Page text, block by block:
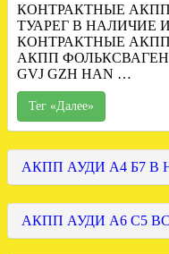
КОНТРАКТНЫЕ
ТУАРЕГ В НАЛИЧИЕ
КОНТРАКТНЫЕ АКПП
АКПП ФОЛЬКСВАГЕН
GVJ GZH HAN …
Тег «Далее»
АКПП АУДИ А4 Б7 В
АКПП АУДИ А6 С5